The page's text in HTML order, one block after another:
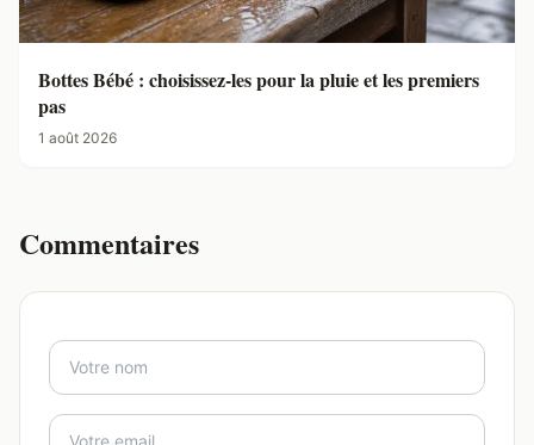
Bottes Bébé : choisissez-les pour la pluie et les premiers
pas
1 août 2026
Commentaires